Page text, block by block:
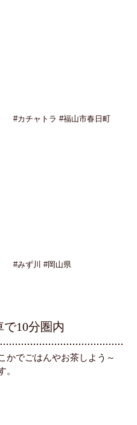
#カチャトラ #福山市春日町
#みず川 #岡山県
10分圏内
かでごはんやお茶しよう～
。